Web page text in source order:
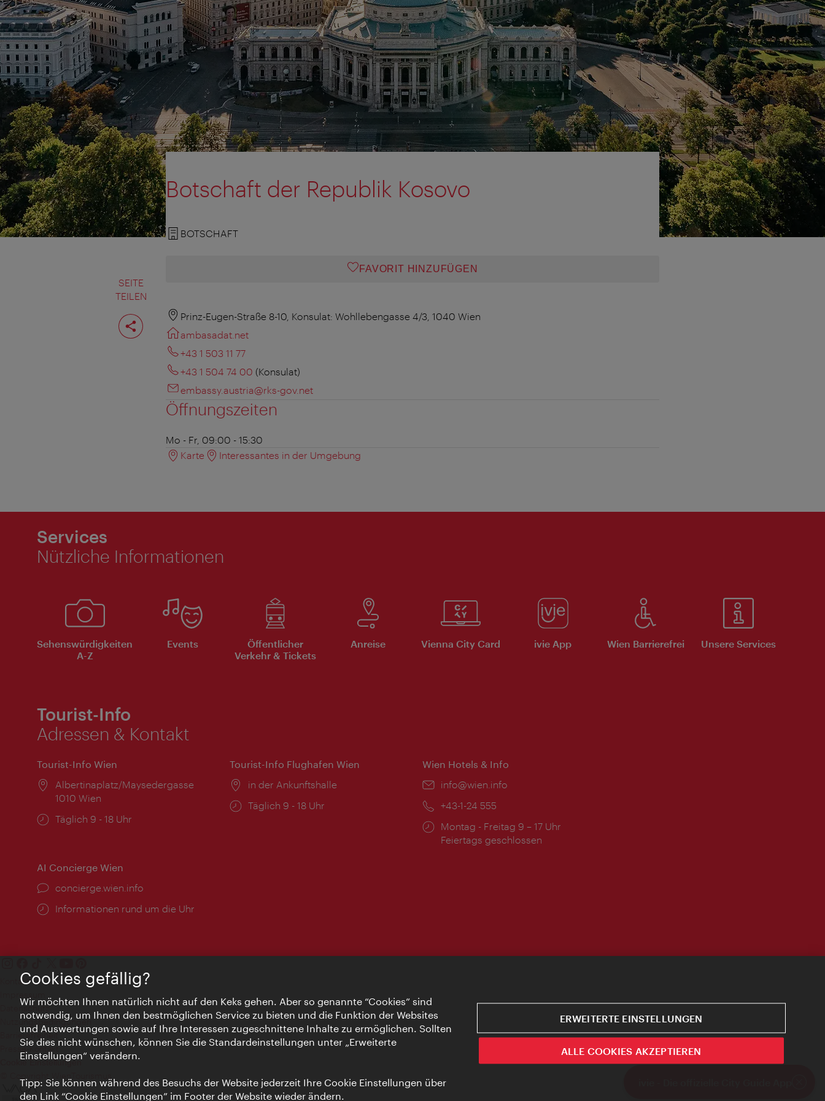
SEITE
TEILEN
Seite
teilen
Botschaft der Republik Kosovo
BOTSCHAFT
FAVORIT HINZUFÜGEN
Prinz-Eugen-Straße 8-10, Konsulat: Wohllebengasse 4/3, 1040 Wien
ambasadat.net
+43 1 503 11 77
+43 1 504 74 00 (Konsulat)
embassy.austria@rks-gov.net
Öffnungszeiten
Mo - Fr, 09:00 - 15:30
Karte
Interessantes in der Umgebung
Services
Nützliche Informationen
Sehenswürdigkeiten
A-Z
Events
Öffentlicher
Verkehr & Tickets
Anreise Vienna City Card ivie App Wien Barrierefrei Unsere Services
Tourist-Info
Adressen & Kontakt
Tourist-Info Wien
Ort:
Albertinaplatz/Maysedergasse
1010 Wien
Öffnungszeiten:
Täglich 9 - 18 Uhr
Tourist-Info Flughafen Wien
Ort:
in der Ankunftshalle
Öffnungszeiten:
Täglich 9 - 18 Uhr
Wien Hotels & Info
Email:
info@wien.info
Telefon:
+43-1-24 555
Öffnungszeiten:
Montag - Freitag 9 – 17 Uhr
Feiertags geschlossen
AI Concierge Wien
Ort:
concierge.wien.info
Öffnungszeiten:
Informationen rund um die Uhr
Kontakt
Datenschutz
Nutzungsbedingungen
Barrierefreiheit
Presse-Kontakt
Cookie Einstellungen
Cookies gefällig?
Wir möchten Ihnen natürlich nicht auf den Keks gehen. Aber so genannte “Cookies” sind
notwendig, um Ihnen den bestmöglichen Service zu bieten und die Funktion der Websites
und Auswertungen sowie auf Ihre Interessen zugeschnittene Inhalte zu ermöglichen. Sollten
Sie dies nicht wünschen, können Sie die Standardeinstellungen unter „Erweiterte
Einstellungen“ verändern.
Tipp: Sie können während des Besuchs der Website jederzeit Ihre Cookie Einstellungen über
den Link “Cookie Einstellungen” im Footer der Website wieder ändern.
ERWEITERTE EINSTELLUNGEN
ALLE COOKIES AKZEPTIEREN